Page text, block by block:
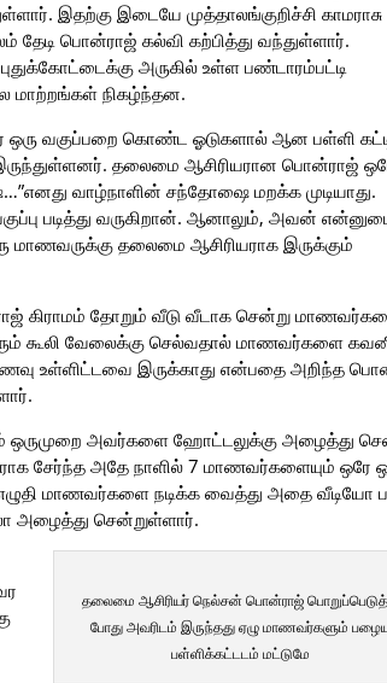
இதற்கு இடையே முத்தாலங்குறிச்சி காமராசு
பொன்ராஜ் கல்வி கற்பித்து வந்துள்ளார்.
அருகில் உள்ள பண்டாரம்பட்டி
மாற்றங்கள் நிகழ்ந்தன.
ஒரு வகுப்பறை கொண்ட ஓடுகளால் ஆன பள்ளி
தலைமை ஆசிரியரான பொன்ராஜ்
வாழ்நாளின் சந்தோஷை மறக்க முடியாது.
படித்து வருகிறான். ஆனாலும், அவன்
மாணவருக்கு தலைமை ஆசிரியராக இருக்கும்
தோறும் வீடு வீடாக சென்று
கூலி வேலைக்கு செல்வதால் மாணவர்களை
உள்ளிட்டவை இருக்காது என்பதை அறிந்த
ஒருமுறை அவர்களை ஹோட்டலுக்கு அழைத்து
சேர்ந்த அதே நாளில் 7 மாணவர்களையும் ஒரே
மாணவர்களை நடிக்க வைத்து அதை வீடியோ
அழைத்து சென்றுள்ளார்.
தலைமை ஆசிரியர் நெல்சன் பொன்ராஜ்
போது அவரிடம் இருந்தது ஏழு மாணவர்களும்
பள்ளிக்கட்டடம் மட்டுமே